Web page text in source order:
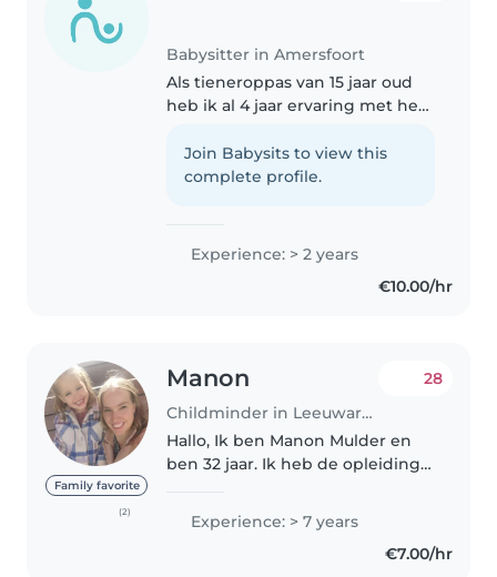
Babysitter in Amersfoort
Als tieneroppas van 15 jaar oud
heb ik al 4 jaar ervaring met het
kleuters. Ik ben
verantwoordelijk, vriendelijk en
Join Babysits to view this
complete profile.
Experience: > 2 years
€10.00/hr
Family favorite
(2)
Manon
Childminder in Leeuwarden
28
Hallo, Ik ben Manon Mulder en
ben 32 jaar. Ik heb de opleiding
hiervan mijn diploma behaald Ik
vindt het leuk om dingen met
de kinderen te ondernemen..
Experience: > 7 years
€7.00/hr